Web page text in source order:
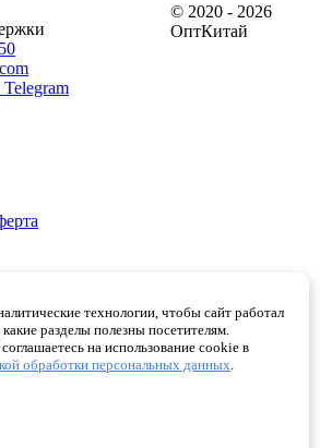
поставщики
© 2020 - 2026
ОптКитай
технологии, чтобы сайт работал
разделы полезны посетителям.
на использование cookie в
обработки персональных данных.